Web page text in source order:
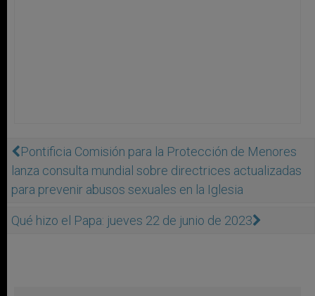
Pontificia Comisión para la Protección de Menores
lanza consulta mundial sobre directrices actualizadas
para prevenir abusos sexuales en la Iglesia
Qué hizo el Papa: jueves 22 de junio de 2023